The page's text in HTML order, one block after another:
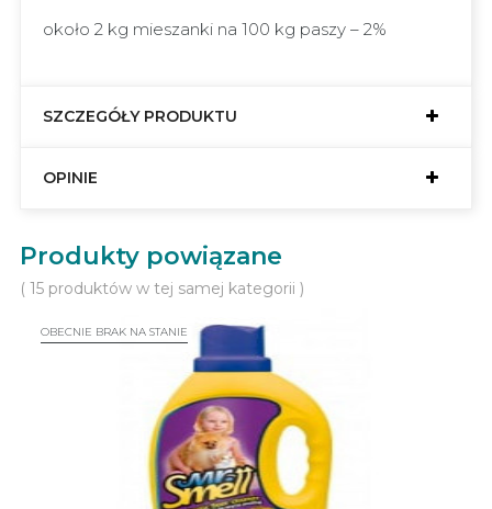
około 2 kg mieszanki na 100 kg paszy – 2%
SZCZEGÓŁY PRODUKTU
OPINIE
Produkty powiązane
( 15 produktów w tej samej kategorii )
OBECNIE BRAK NA STANIE